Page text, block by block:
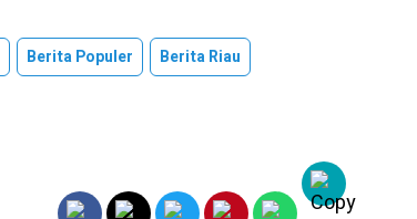
Berita Populer
Berita Riau